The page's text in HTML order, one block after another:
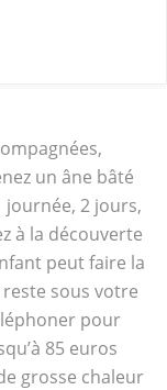
un âne bâté
journée, 2 jours,
à la découverte
peut faire la
sous votre
pour
85 euros
grosse chaleur